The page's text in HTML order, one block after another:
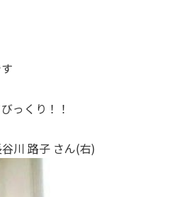
っくり！！
川 路子 さん(右)